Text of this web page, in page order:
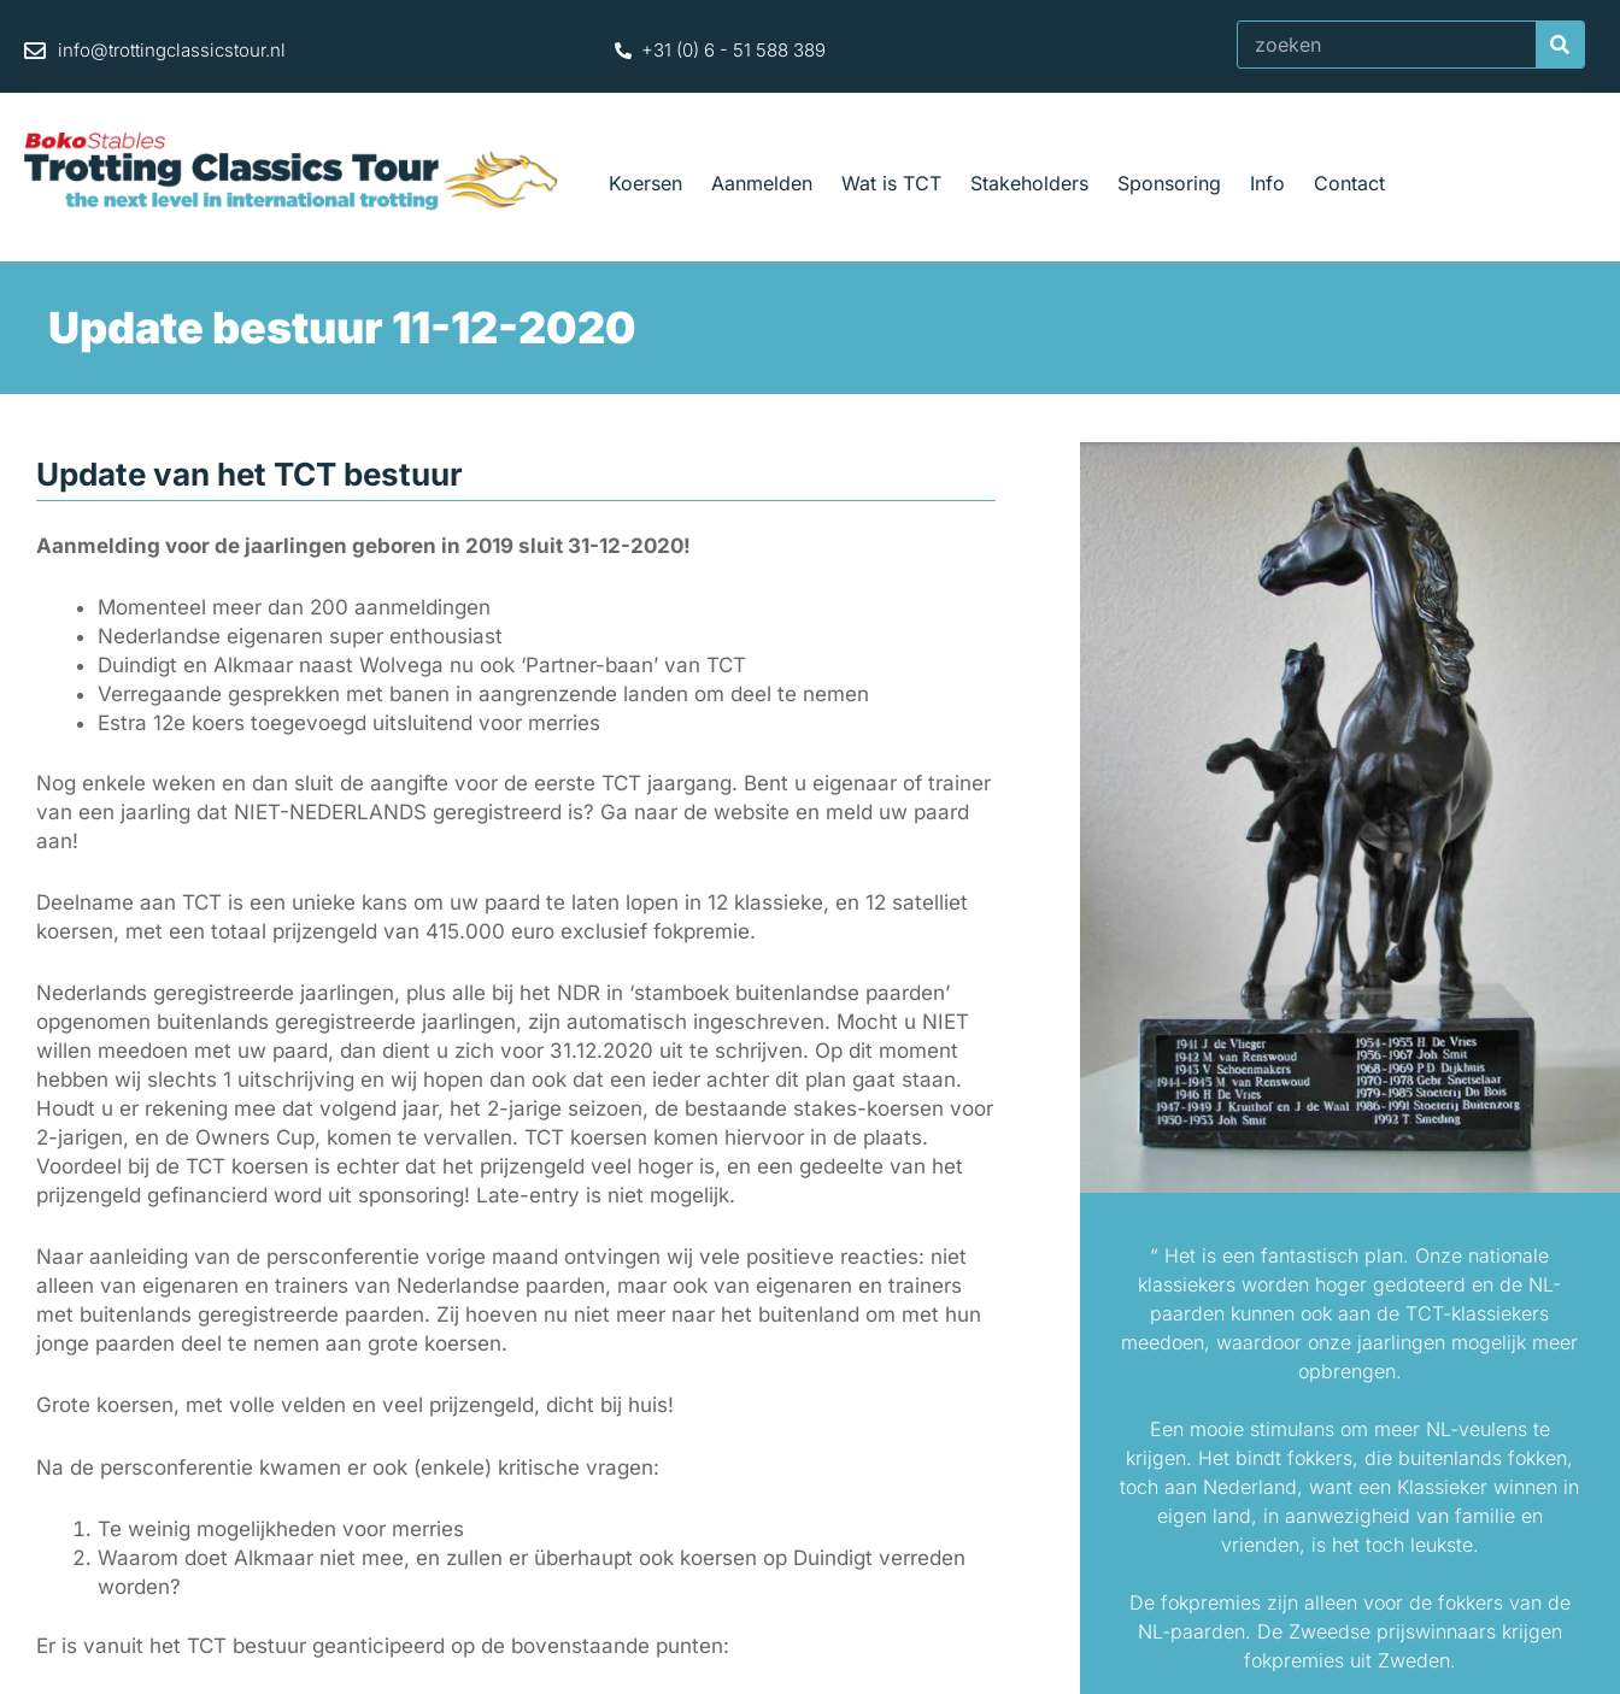
naar
inhoud
info@trottingclassicstour.nl +31 (0) 6 - 51 588 389 Zoeken
Koersen Aanmelden Wat is TCT Stakeholders Sponsoring Info Contact
Update bestuur 11-12-2020
Update van het TCT bestuur
Aanmelding voor de jaarlingen geboren in 2019 sluit 31-12-2020!
Momenteel meer dan 200 aanmeldingen
Nederlandse eigenaren super enthousiast
Duindigt en Alkmaar naast Wolvega nu ook ‘Partner-baan’ van TCT
Verregaande gesprekken met banen in aangrenzende landen om deel te nemen
Estra 12e koers toegevoegd uitsluitend voor merries
Nog enkele weken en dan sluit de aangifte voor de eerste TCT jaargang. Bent u eigenaar of trainer
van een jaarling dat NIET-NEDERLANDS geregistreerd is? Ga naar de website en meld uw paard
aan!
Deelname aan TCT is een unieke kans om uw paard te laten lopen in 12 klassieke, en 12 satelliet
koersen, met een totaal prijzengeld van 415.000 euro exclusief fokpremie.
Nederlands geregistreerde jaarlingen, plus alle bij het NDR in ‘stamboek buitenlandse paarden’
opgenomen buitenlands geregistreerde jaarlingen, zijn automatisch ingeschreven. Mocht u NIET
willen meedoen met uw paard, dan dient u zich voor 31.12.2020 uit te schrijven. Op dit moment
hebben wij slechts 1 uitschrijving en wij hopen dan ook dat een ieder achter dit plan gaat staan.
Houdt u er rekening mee dat volgend jaar, het 2-jarige seizoen, de bestaande stakes-koersen voor
2-jarigen, en de Owners Cup, komen te vervallen. TCT koersen komen hiervoor in de plaats.
Voordeel bij de TCT koersen is echter dat het prijzengeld veel hoger is, en een gedeelte van het
prijzengeld gefinancierd word uit sponsoring! Late-entry is niet mogelijk.
Naar aanleiding van de persconferentie vorige maand ontvingen wij vele positieve reacties: niet
alleen van eigenaren en trainers van Nederlandse paarden, maar ook van eigenaren en trainers
met buitenlands geregistreerde paarden. Zij hoeven nu niet meer naar het buitenland om met hun
jonge paarden deel te nemen aan grote koersen.
Grote koersen, met volle velden en veel prijzengeld, dicht bij huis!
Na de persconferentie kwamen er ook (enkele) kritische vragen:
Te weinig mogelijkheden voor merries
Waarom doet Alkmaar niet mee, en zullen er überhaupt ook koersen op Duindigt verreden
worden?
Er is vanuit het TCT bestuur geanticipeerd op de bovenstaande punten:
“ Het is een fantastisch plan. Onze nationale
klassiekers worden hoger gedoteerd en de NL-
paarden kunnen ook aan de TCT-klassiekers
meedoen, waardoor onze jaarlingen mogelijk meer
opbrengen.
Een mooie stimulans om meer NL-veulens te
krijgen. Het bindt fokkers, die buitenlands fokken,
toch aan Nederland, want een Klassieker winnen in
eigen land, in aanwezigheid van familie en
vrienden, is het toch leukste.
De fokpremies zijn alleen voor de fokkers van de
NL-paarden. De Zweedse prijswinnaars krijgen
fokpremies uit Zweden.